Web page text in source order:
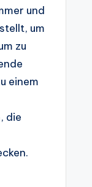
und
um
zu
einem
die